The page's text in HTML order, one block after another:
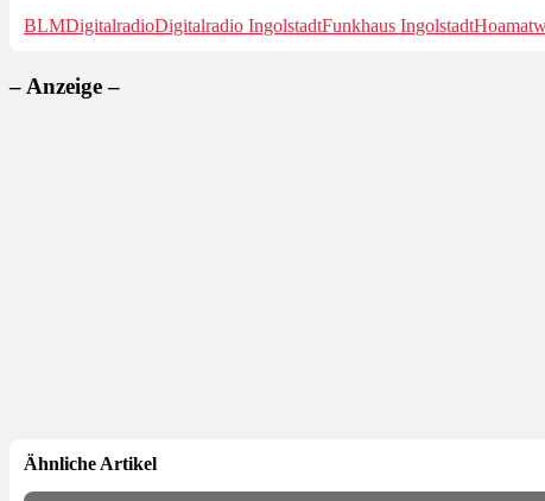
BLMDigitalradioDigitalradio IngolstadtFunkhaus Ingolstadt
– Anzeige –
Ähnliche Artikel